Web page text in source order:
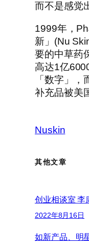
而不是感觉
1999年，
新」(Nu
要的中草药
高达1亿
「数字」
补充品被美
Nuskin
其他文章
创业相谈室 李
2022年8月16日
如新产品、明